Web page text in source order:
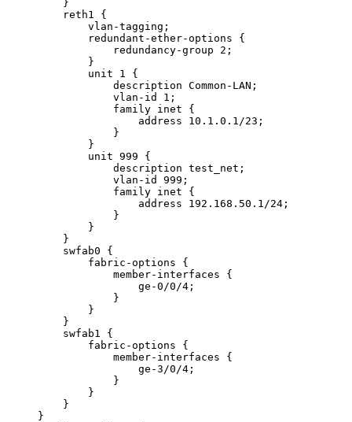
    }
    reth1 {
        vlan-tagging;
        redundant-ether-options {
            redundancy-group 2;
        }
        unit 1 {
            description Common-LAN;
            vlan-id 1;
            family inet {
                address 10.1.0.1/23;
            }
        }
        unit 999 {
            description test_net;
            vlan-id 999;
            family inet {
                address 192.168.50.1/24;
            }
        }
    }
    swfab0 {
        fabric-options {
            member-interfaces {
                ge-0/0/4;
            }
        }
    }
    swfab1 {
        fabric-options {
            member-interfaces {
                ge-3/0/4;
            }
        }
    }
}